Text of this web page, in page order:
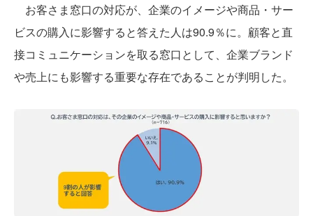
お客さま窓口の対応が、企業のイメージや商品・サー
ビスの購入に影響すると答えた人は90.9％に。顧客と直
接コミュニケーションを取る窓口として、企業ブランド
や売上にも影響する重要な存在であることが判明した。